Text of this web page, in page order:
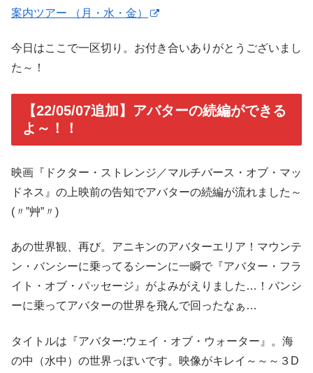
案内ツアー （月・水・金）
今日はここで一区切り。お付き合いありがとうございまし
た～！
【22/05/07追加】アバターの続編ができる
よ～！！
映画『ドクター・ストレンジ／マルチバース・オブ・マッ
ドネス』の上映前の告知でアバターの続編が流れました～
(〃”艸”〃)
あの世界観、再び。アニキンのアバターエリア！マウンテ
ン・バンシーに乗ってるシーンに一瞬で『アバター・フラ
イト・オブ・パッセージ』がよみがえりました…！バンシ
ーに乗ってアバターの世界を飛んで回ったなぁ…
タイトルは『アバター:ウェイ・オブ・ウォーター』。海
の中（水中）の世界っぽいです。映像がキレイ～～～３D